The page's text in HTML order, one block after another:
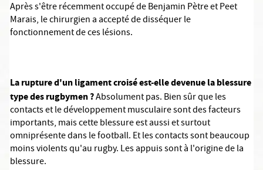
Après s'être récemment occupé de Benjamin Pètre et Peet
Marais, le chirurgien a accepté de disséquer le
fonctionnement de ces lésions.
La rupture d'un ligament croisé est-elle devenue la blessure
type des rugbymen ?Absolument pas. Bien sûr que les
contacts et le développement musculaire sont des facteurs
importants, mais cette blessure est aussi et surtout
omniprésente dans le football. Et les contacts sont beaucoup
moins violents qu'au rugby. Les appuis sont à l'origine de la
blessure.